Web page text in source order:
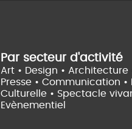
Par secteur d'activité
Art • Design • Architecture
Presse • Communication •
Culturelle • Spectacle
Evènementiel